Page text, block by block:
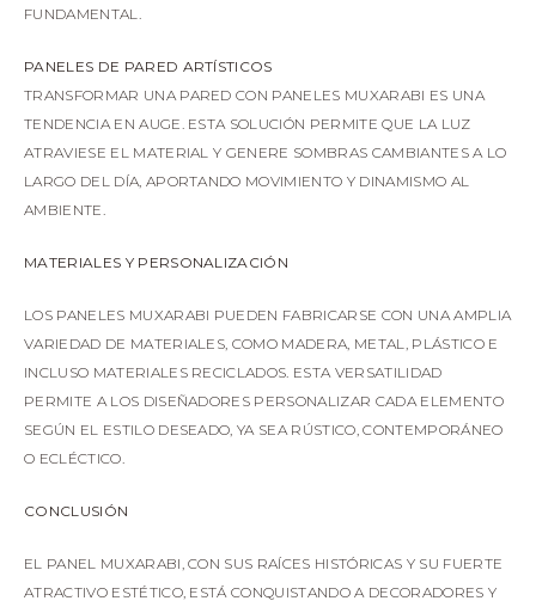
FUNDAMENTAL.
PANELES DE PARED ARTÍSTICOS
TRANSFORMAR UNA PARED CON PANELES MUXARABI ES UNA
TENDENCIA EN AUGE. ESTA SOLUCIÓN PERMITE QUE LA LUZ
ATRAVIESE EL MATERIAL Y GENERE SOMBRAS CAMBIANTES A LO
LARGO DEL DÍA, APORTANDO MOVIMIENTO Y DINAMISMO AL
AMBIENTE.
MATERIALES Y PERSONALIZACIÓN
LOS PANELES MUXARABI PUEDEN FABRICARSE CON UNA AMPLIA
VARIEDAD DE MATERIALES, COMO MADERA, METAL, PLÁSTICO E
INCLUSO MATERIALES RECICLADOS. ESTA VERSATILIDAD
PERMITE A LOS DISEÑADORES PERSONALIZAR CADA ELEMENTO
SEGÚN EL ESTILO DESEADO, YA SEA RÚSTICO, CONTEMPORÁNEO
O ECLÉCTICO.
CONCLUSIÓN
EL PANEL MUXARABI, CON SUS RAÍCES HISTÓRICAS Y SU FUERTE
ATRACTIVO ESTÉTICO, ESTÁ CONQUISTANDO A DECORADORES Y